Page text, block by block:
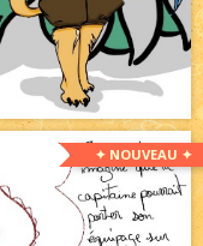
✦ NOUVEAU ✦